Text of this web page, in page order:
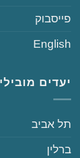
‏פייסבוק
English
יעדים
‏תל אביב
‏ברלין